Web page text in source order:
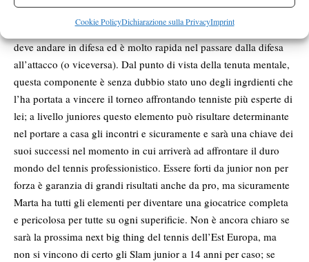
Cookie PolicyDichiarazione sulla PrivacyImprint
proprio fisico: si muove decisamente bene, non soffre quando
deve andare in difesa ed è molto rapida nel passare dalla difesa
all’attacco (o viceversa). Dal punto di vista della tenuta mentale,
questa componente è senza dubbio stato uno degli ingrdienti che
l’ha portata a vincere il torneo affrontando tenniste più esperte di
lei; a livello juniores questo elemento può risultare determinante
nel portare a casa gli incontri e sicuramente e sarà una chiave dei
suoi successi nel momento in cui arriverà ad affrontare il duro
mondo del tennis professionistico. Essere forti da junior non per
forza è garanzia di grandi risultati anche da pro, ma sicuramente
Marta ha tutti gli elementi per diventare una giocatrice completa
e pericolosa per tutte su ogni superificie. Non è ancora chiaro se
sarà la prossima next big thing del tennis dell’Est Europa, ma
non si vincono di certo gli Slam junior a 14 anni per caso; se